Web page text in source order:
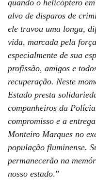
quando o helicóptero
alvo de disparos de
ele travou uma longa,
vida, marcada pela
especialmente de sua
profissão, amigos e
recuperação. Neste
Estado presta
companheiros da
compromisso e a
Monteiro Marques no
população fluminense.
permanecerão na
nosso estado.”